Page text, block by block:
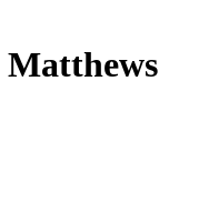
Matthews